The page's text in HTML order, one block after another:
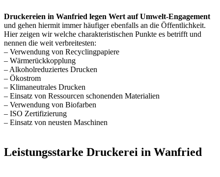
Druckereien in Wanfried legen Wert auf Umwelt-Engagement
und gehen hiermit immer häufiger ebenfalls an die Öffentlichkeit.
Hier zeigen wir welche charakteristischen Punkte es betrifft und
nennen die weit verbreitesten:
– Verwendung von Recyclingpapiere
– Wärmerückkopplung
– Alkoholreduziertes Drucken
– Ökostrom
– Klimaneutrales Drucken
– Einsatz von Ressourcen schonenden Materialien
– Verwendung von Biofarben
– ISO Zertifizierung
– Einsatz von neusten Maschinen
Leistungsstarke Druckerei in Wanfried